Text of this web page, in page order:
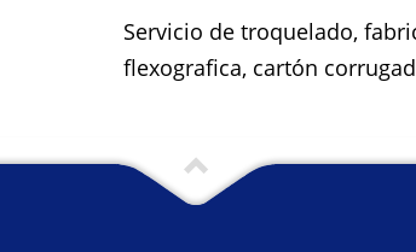
Servicio de troquelado,
flexografica, cartón